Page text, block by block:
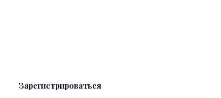
Зарегистрироваться